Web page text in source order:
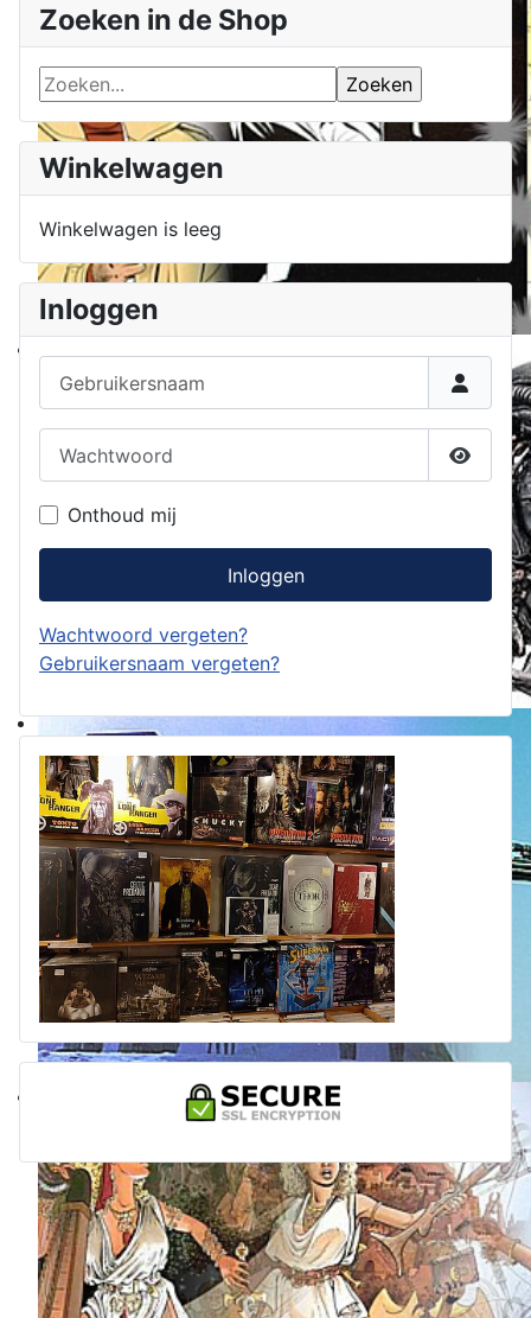
Zoeken in de Shop
Winkelwagen
Winkelwagen is leeg
Inloggen
Toon
Onthoud mij
Inloggen
Wachtwoord vergeten?
Gebruikersnaam vergeten?